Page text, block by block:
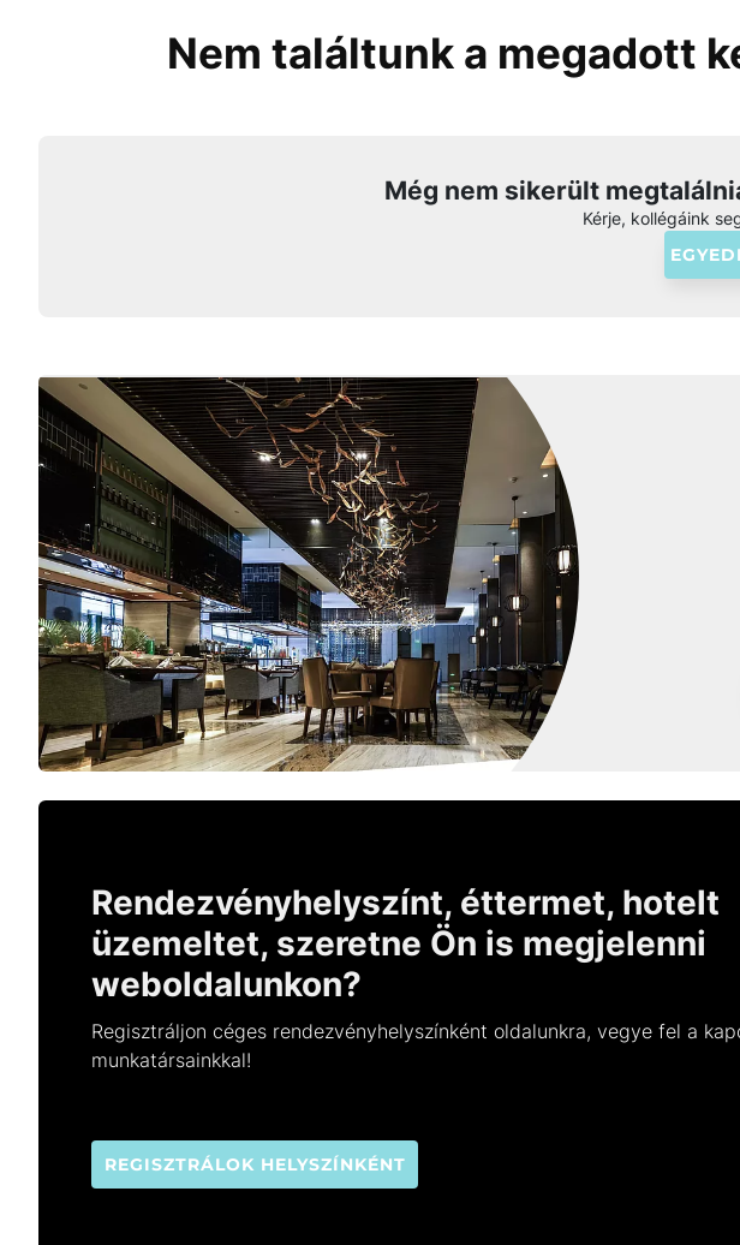
Nem találtunk a megadott
Még nem sikerült
Kérje, kollégáink
Rendezvényhelyszínt, éttermet, hotelt
üzemeltet, szeretne Ön is megjelenni
weboldalunkon?
Regisztráljon céges rendezvényhelyszínként oldalunkra, vegye fel a
munkatársainkkal!
REGISZTRÁLOK HELYSZÍNKÉNT